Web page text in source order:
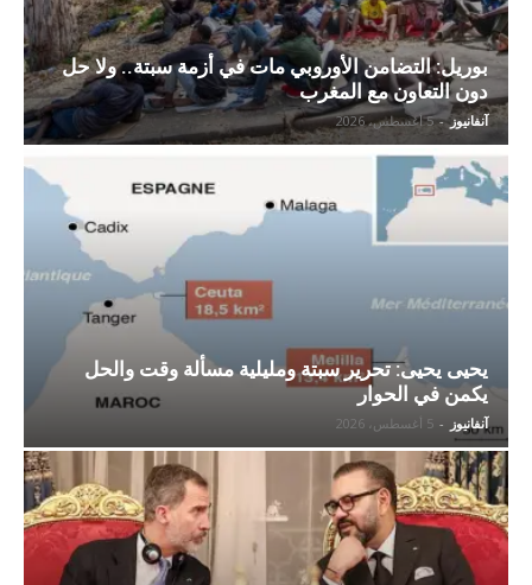
بوريل: التضامن الأوروبي مات في أزمة سبتة.. ولا حل
دون التعاون مع المغرب
آنفانيوز - 5 أغسطس، 2026
يحيى يحيى: تحرير سبتة ومليلية مسألة وقت والحل
يكمن في الحوار
آنفانيوز - 5 أغسطس، 2026